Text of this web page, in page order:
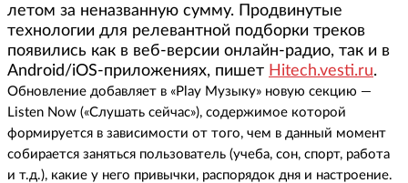
летом за неназванную сумму. Продвинутые
технологии для релевантной подборки треков
появились как в веб-версии онлайн-радио, так и в
Android/iOS-приложениях, пишет Hitech.vesti.ru.
Обновление добавляет в «Play Музыку» новую секцию —
Listen Now («Слушать сейчас»), содержимое которой
формируется в зависимости от того, чем в данный момент
собирается заняться пользователь (учеба, сон, спорт, работа
и т.д.), какие у него привычки, распорядок дня и настроение.